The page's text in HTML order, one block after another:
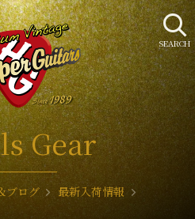
Gear
ブログ 最新入荷情報
SEARCH